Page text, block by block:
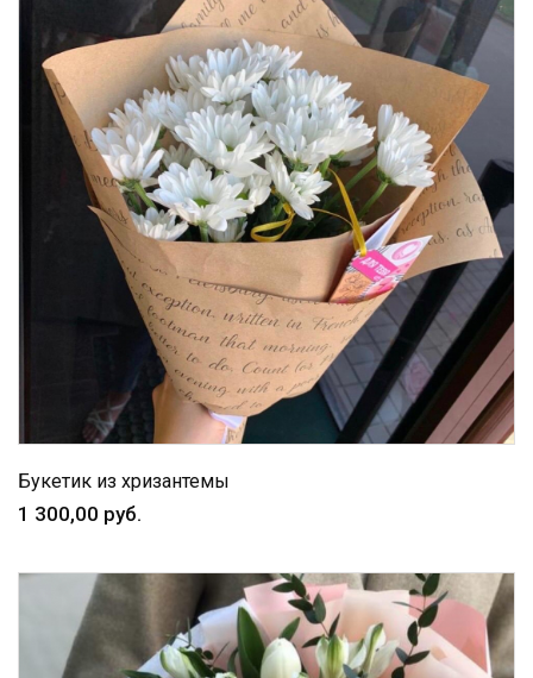
Букетик из хризантемы
1 300,00 руб.